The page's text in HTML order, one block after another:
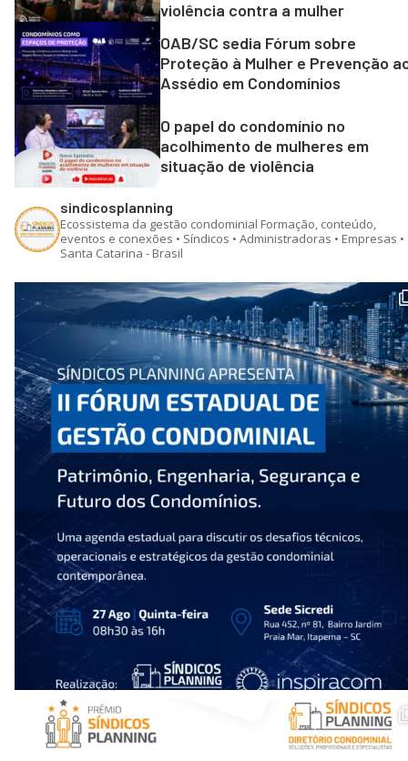
violência contra a mulher
OAB/SC sedia Fórum sobre
Proteção à Mulher e Prevenção
Assédio em Condomínios
O papel do condomínio no
acolhimento de mulheres em
situação de violência
sindicosplanning
Ecossistema da gestão condominial Formação, conteúdo,
eventos e conexões • Síndicos • Administradoras • Empresas •
Santa Catarina - Brasil